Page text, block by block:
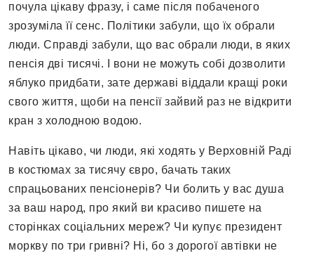
почула цікаву фразу, і саме після побаченого
зрозуміла її сенс. Політики забули, що їх обрали
люди. Справді забули, що вас обрали люди, в яких
пенсія дві тисячі. І вони не можуть собі дозволити
яблуко придбати, зате державі віддали кращі роки
свого життя, щоби на пенсії зайвий раз не відкрити
кран з холодною водою.
Навіть цікаво, чи люди, які ходять у Верховній Раді
в костюмах за тисячу євро, бачать таких
спрацьованих пенсіонерів? Чи болить у вас душа
за ваш народ, про який ви красиво пишете на
сторінках соціальних мереж? Чи купує президент
моркву по три гривні? Ні, бо з дорогої автівки не